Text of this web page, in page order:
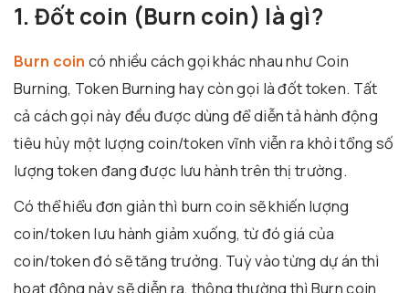
1. Đốt coin (Burn coin) là gì?
Burn coin có nhiều cách gọi khác nhau như Coin
Burning, Token Burning hay còn gọi là đốt token. Tất
cả cách gọi này đều được dùng để diễn tả hành động
tiêu hủy một lượng coin/token vĩnh viễn ra khỏi tổng số
lượng token đang được lưu hành trên thị trường.
Có thể hiểu đơn giản thì burn coin sẽ khiến lượng
coin/token lưu hành giảm xuống, từ đó giá của
coin/token đó sẽ tăng trưởng. Tuỳ vào từng dự án thì
hoạt động này sẽ diễn ra, thông thường thì Burn coin